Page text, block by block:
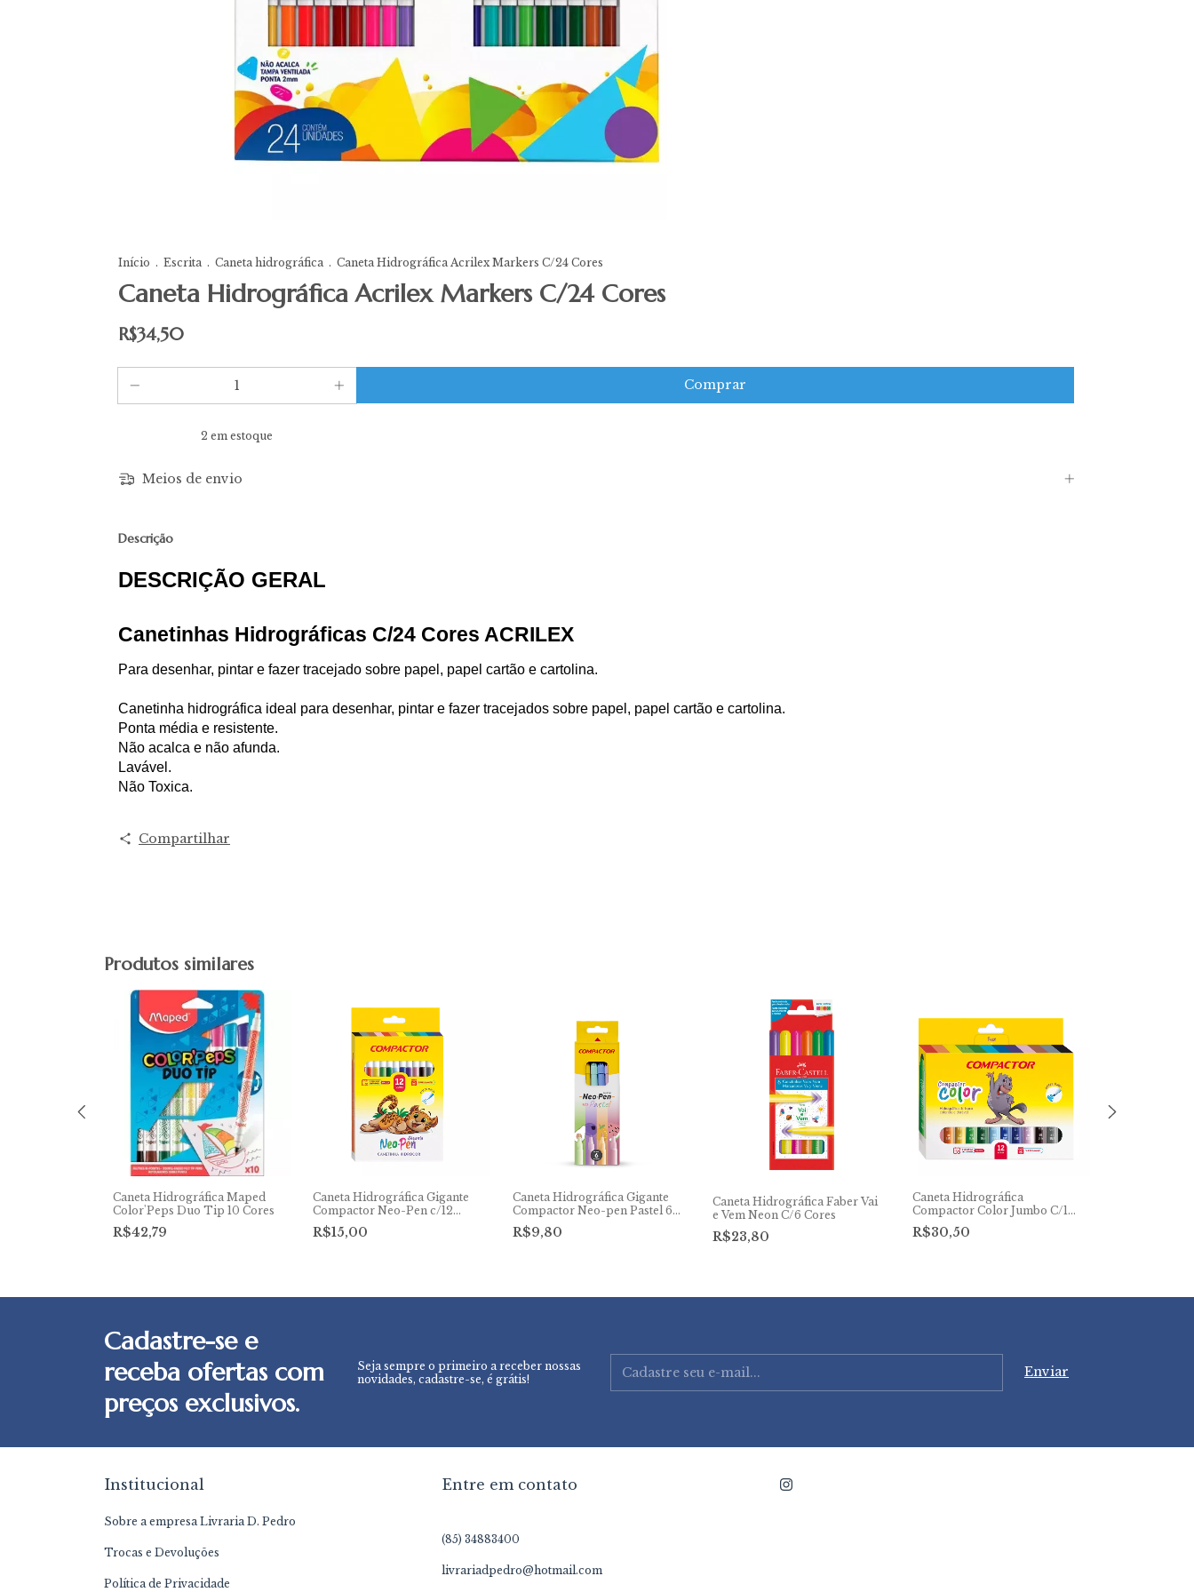
Início . Escrita . Caneta hidrográfica . Caneta Hidrográfica Acrilex Markers C/24 Cores
Caneta Hidrográfica Acrilex Markers C/24 Cores
R$34,50
2 em estoque
Meios de envio
Descrição
DESCRIÇÃO GERAL
Canetinhas Hidrográficas C/24 Cores ACRILEX
Para desenhar, pintar e fazer tracejado sobre papel, papel cartão e cartolina.
Canetinha hidrográfica ideal para desenhar, pintar e fazer tracejados sobre papel, papel cartão e cartolina.
Ponta média e resistente.
Não acalca e não afunda.
Lavável.
Não Toxica.
Compartilhar
Produtos similares
Caneta Hidrográfica Maped
Color'Peps Duo Tip 10 Cores
R$42,79
Caneta Hidrográfica Gigante
Compactor Neo-Pen c/12
cores
R$15,00
Caneta Hidrográfica Gigante
Compactor Neo-pen Pastel 6
cores
R$9,80
Caneta Hidrográfica Faber Vai
e Vem Neon C/6 Cores
R$23,80
Caneta Hidrográfica
Compactor Color Jumbo C/12
cores
R$30,50
Cadastre-se e
receba ofertas com
preços exclusivos.
Seja sempre o primeiro a receber nossas
novidades, cadastre-se, é grátis!
Institucional
Sobre a empresa Livraria D. Pedro
Trocas e Devoluções
Política de Privacidade
Entre em contato
(85) 34883400
livrariadpedro@hotmail.com